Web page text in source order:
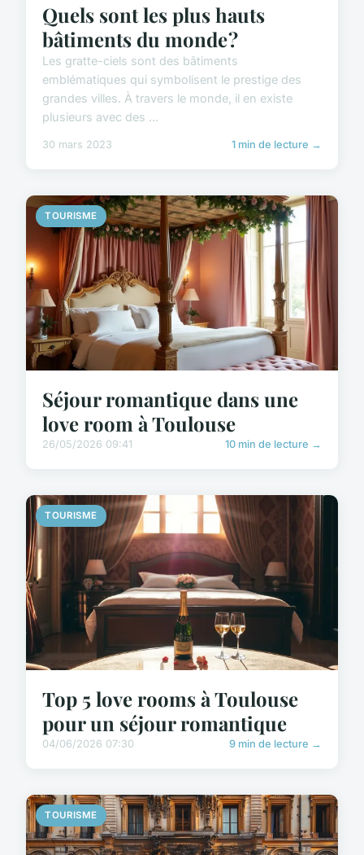
Quels sont les plus hauts
bâtiments du monde ?
Les gratte-ciels sont des bâtiments
emblématiques qui symbolisent le prestige des
grandes villes. À travers le monde, il en existe
plusieurs avec des ...
30 mars 2023 1 min de lecture →
TOURISME
Séjour romantique dans une
love room à Toulouse
26/05/2026 09:41 10 min de lecture →
TOURISME
Top 5 love rooms à Toulouse
pour un séjour romantique
04/06/2026 07:30 9 min de lecture →
TOURISME